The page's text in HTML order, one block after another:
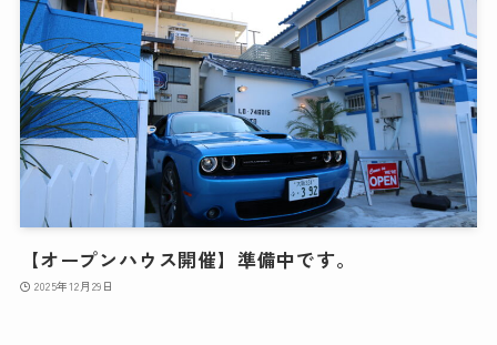
【オープンハウス開催】準備中です。
2025年12月29日